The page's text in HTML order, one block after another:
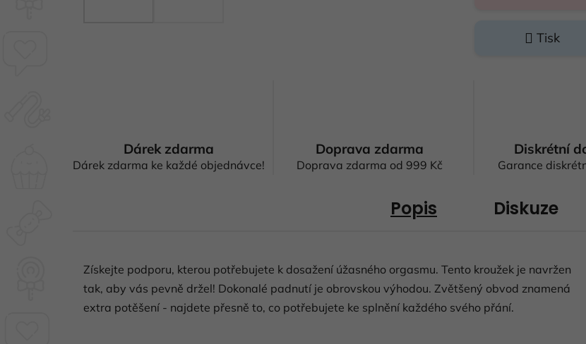
Tisk
Dárek zdarma
Dárek zdarma ke každé objednávce!
Doprava zdarma
Doprava zdarma od 999 Kč
Diskrétní
Garance
Popis Diskuze
Získejte podporu, kterou potřebujete k dosažení úžasného orgasmu. Tento kroužek je navržen
tak, aby vás pevně držel! Dokonalé padnutí je obrovskou výhodou. Zvětšený obvod znamená
extra potěšení - najdete přesně to, co potřebujete ke splnění každého svého přání.